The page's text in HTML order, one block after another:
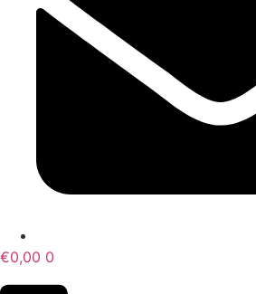
€0,00 0